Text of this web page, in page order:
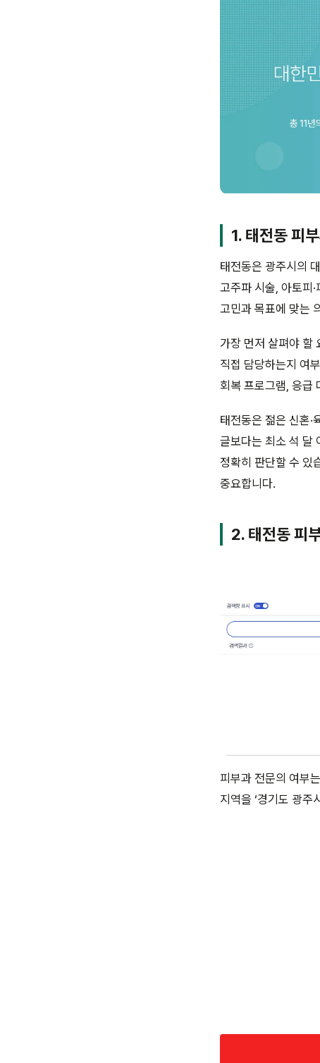
1. 태전동 피
태전동은 광주시의
고주파 시술, 아토피
고민과 목표에 맞는
가장 먼저 살펴야 할
직접 담당하는지 여
회복 프로그램, 응급
태전동은 젊은 신혼
글보다는 최소 석 달
정확히 판단할 수 있
중요합니다.
2. 태전동 피
피부과 전문의 여부
지역을 ‘경기도 광주